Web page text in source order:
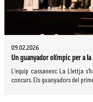
09.02.2026
Un guanyador olímpic per a
L'equip cassanenc La Llettja
concurs. Els guanyadors del